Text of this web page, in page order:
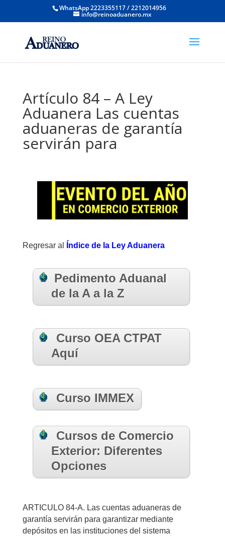
WhatsApp 2223355117 / 2212014956
info@reinoaduanero.mx
Artículo 84 – A Ley
Aduanera Las cuentas
aduaneras de garantía
servirán para
Regresar al Índice de la Ley Aduanera
Pedimento Aduanal
de la A a la Z
Curso OEA CTPAT
Aquí
Curso IMMEX
Cursos de Comercio
Exterior: Diferentes
Opciones
ARTICULO 84-A. Las cuentas aduaneras de
garantía servirán para garantizar mediante
depósitos en las instituciones del sistema